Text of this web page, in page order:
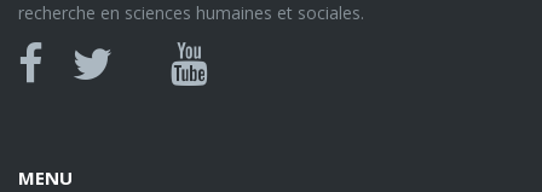
recherche en sciences humaines et sociales.
Canal
MENU